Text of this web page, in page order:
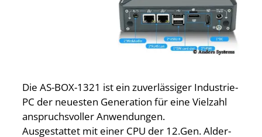
Die AS-BOX-1321 ist ein zuverlässiger Industrie-
PC der neuesten Generation für eine Vielzahl
anspruchsvoller Anwendungen.
Ausgestattet mit einer CPU der 12.Gen. Alder-